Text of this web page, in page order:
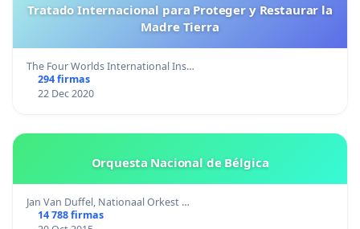
Tratado Internacional para Proteger y Restaurar la
Madre Tierra
The Four Worlds International Ins…
294 firmas
22 Dec 2020
Orquesta Nacional de Bélgica
Jan Van Duffel, Nationaal Orkest …
14 788 firmas